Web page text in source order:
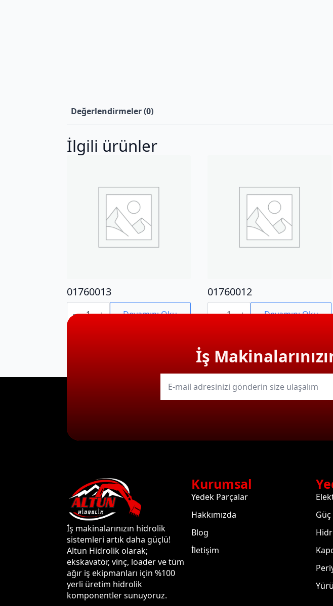
Değerlendirmeler (0)
İlgili ürünler
01760013
01760013
adet Devamını Oku
01760012
01760012
adet Devamını Oku
İş
E-
mail
İş makinalarınızın hidrolik
sistemleri artık daha güçlü!
Altun Hidrolik olarak;
ekskavatör, vinç, loader ve tüm
ağır iş ekipmanları için %100
yerli üretim hidrolik
komponentler sunuyoruz.
Kurumsal
Yedek Parçalar
Hakkımızda
Blog
İletişim